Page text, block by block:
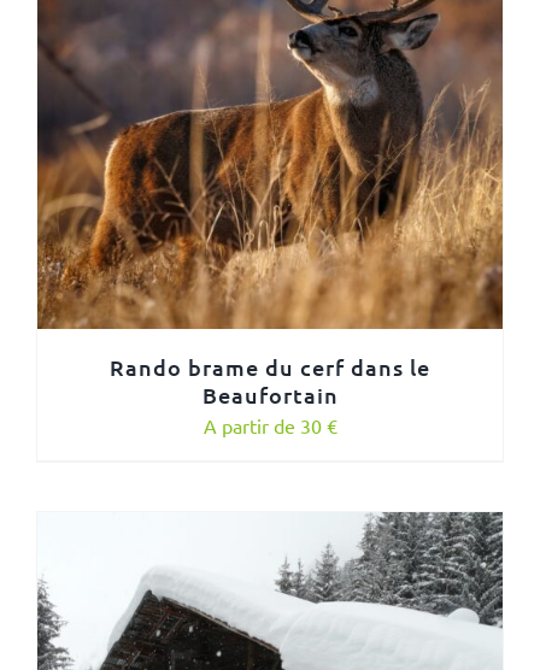
Rando brame du cerf dans le
Beaufortain
A partir de 30 €